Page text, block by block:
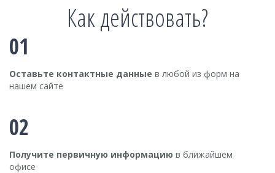
Как действовать?
01
Оставьте контактные данные в любой из форм на
нашем сайте
02
Получите первичную информацию в ближайшем
офисе